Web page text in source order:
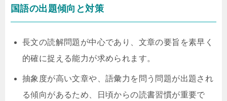
国語の出題傾向と対策
長文の読解問題が中心であり、文章の要旨を素早く
的確に捉える能力が求められます。
抽象度が高い文章や、語彙力を問う問題が出題され
る傾向があるため、日頃からの読書習慣が重要で